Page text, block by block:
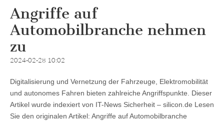
Angriffe auf
Automobilbranche nehmen
zu
2024-02-28 10:02
Digitalisierung und Vernetzung der Fahrzeuge, Elektromobilität
und autonomes Fahren bieten zahlreiche Angriffspunkte. Dieser
Artikel wurde indexiert von IT-News Sicherheit – silicon.de Lesen
Sie den originalen Artikel: Angriffe auf Automobilbranche